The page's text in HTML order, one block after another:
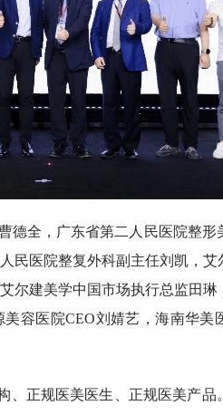
德全，广东省第二人民医院整形
民医院整复外科副主任刘凯，艾
尔建美学中国市场执行总监田琳
容医院CEO刘婧艺，海南华美
、正规医美医生、正规医美产品